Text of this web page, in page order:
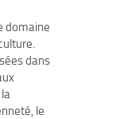
domaine
dans
le